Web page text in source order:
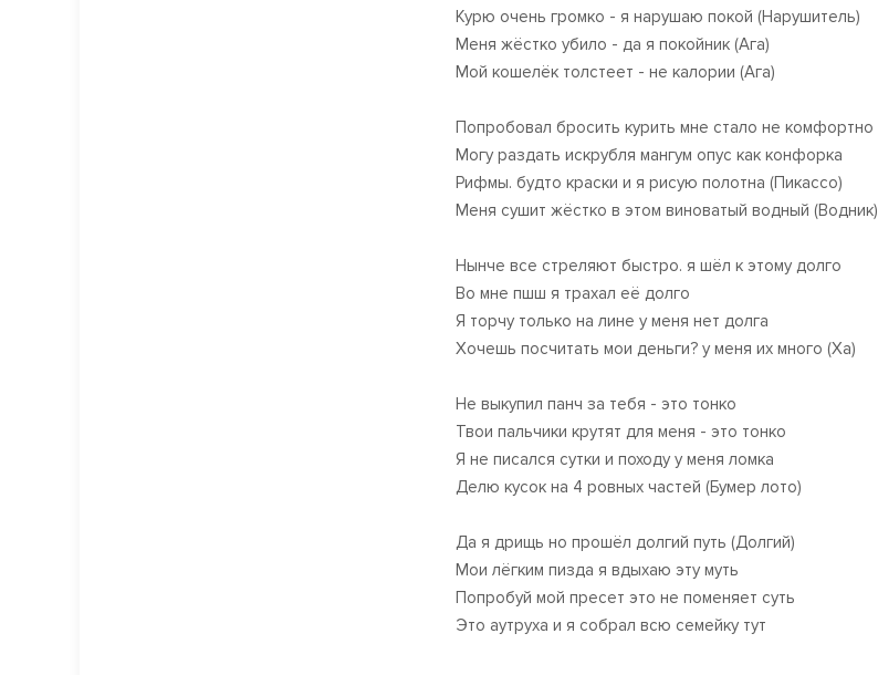
Курю очень громко - я нарушаю покой (Нарушитель)
Меня жёстко убило - да я покойник (Ага)
Мой кошелёк толстеет - не калории (Ага)
Попробовал бросить курить мне стало не комфортно
Могу раздать искрубля мангум опус как конфорка
Рифмы. будто краски и я рисую полотна (Пикассо)
Меня сушит жёстко в этом виноватый водный (Водник)
Нынче все стреляют быстро. я шёл к этому долго
Во мне пшш я трахал её долго
Я торчу только на лине у меня нет долга
Хочешь посчитать мои деньги? у меня их много (Ха)
Не выкупил панч за тебя - это тонко
Твои пальчики крутят для меня - это тонко
Я не писался сутки и походу у меня ломка
Делю кусок на 4 ровных частей (Бумер лото)
Да я дрищь но прошёл долгий путь (Долгий)
Мои лёгким пизда я вдыхаю эту муть
Попробуй мой пресет это не поменяет суть
Это аутруха и я собрал всю семейку тут